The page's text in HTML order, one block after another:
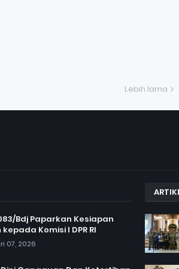
Lebih lama
Bdj Paparkan Kesiapan
Komisi I DPR RI
07, 2026